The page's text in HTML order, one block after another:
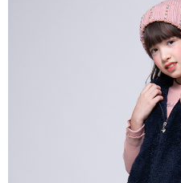
每筆NT$80，滿NT$2,000(含以上